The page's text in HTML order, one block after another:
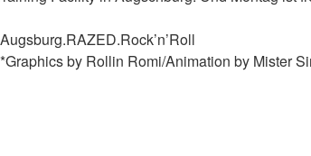
by Rollin Romi/Animation by Mister